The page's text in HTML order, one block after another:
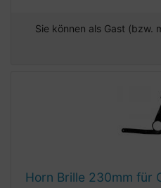
Sie können als Gast (bzw.
Horn Brille 230mm für